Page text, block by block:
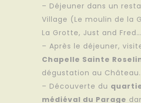
– Déjeuner dans un
Village (Le moulin de la
La Grotte, Just and
– Après le déjeuner,
Chapelle Sainte
dégustation au Château.
– Découverte du
médiéval du Parage